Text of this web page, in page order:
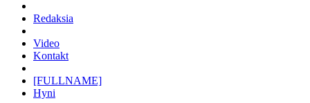
Redaksia
Video
Kontakt
[FULLNAME]
Hyni